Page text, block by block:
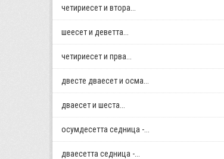
четириесет и втора...
шеесет и деветта...
четириесет и прва...
двестe дваесет и осма...
дваесет и шеста...
осумдесетта седница -...
дваесетта седница -...